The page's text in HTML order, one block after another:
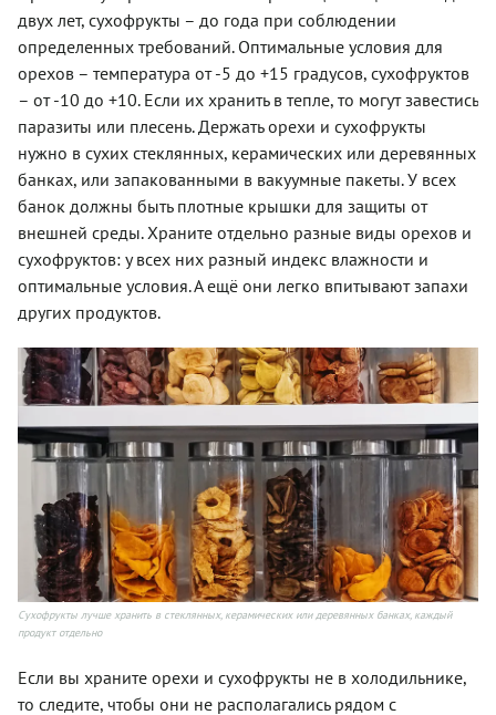
двух лет, сухофрукты – до года при соблюдении
определенных требований. Оптимальные условия для
орехов – температура от -5 до +15 градусов, сухофруктов
– от -10 до +10. Если их хранить в тепле, то могут завестись
паразиты или плесень. Держать орехи и сухофрукты
нужно в сухих стеклянных, керамических или деревянных
банках, или запакованными в вакуумные пакеты. У всех
банок должны быть плотные крышки для защиты от
внешней среды. Храните отдельно разные виды орехов и
сухофруктов: у всех них разный индекс влажности и
оптимальные условия. А ещё они легко впитывают запахи
других продуктов.
Сухофрукты лучше хранить в стеклянных, керамических или деревянных банках, каждый
продукт отдельно
Если вы храните орехи и сухофрукты не в холодильнике,
то следите, чтобы они не располагались рядом с